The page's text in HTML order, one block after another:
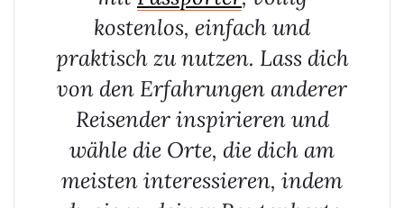
kostenlos, einfach und
praktisch zu nutzen. Lass dich
von den Erfahrungen anderer
Reisender inspirieren und
wähle die Orte, die dich am
meisten interessieren, indem